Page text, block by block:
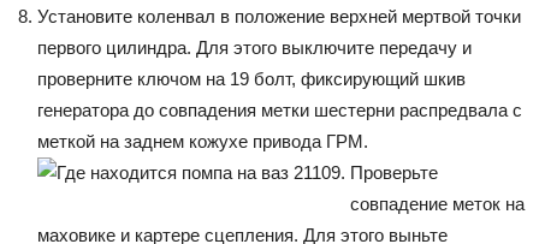
Установите коленвал в положение верхней мертвой точки
первого цилиндра. Для этого выключите передачу и
проверните ключом на 19 болт, фиксирующий шкив
генератора до совпадения метки шестерни распредвала с
меткой на заднем кожухе привода ГРМ.
Проверьте
совпадение меток на
маховике и картере сцепления. Для этого выньте